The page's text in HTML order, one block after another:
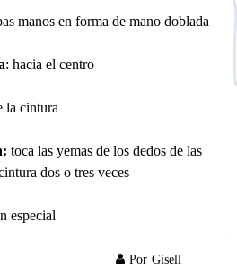
manos en forma de mano doblada
: hacia el centro
la cintura
toca las yemas de los dedos de las
dos o tres veces
especial
Por Gisell